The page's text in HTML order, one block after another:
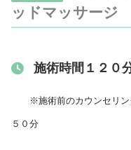
ッドマッサージ
施術時間１２０
※施術前のカウンセリン
５０分